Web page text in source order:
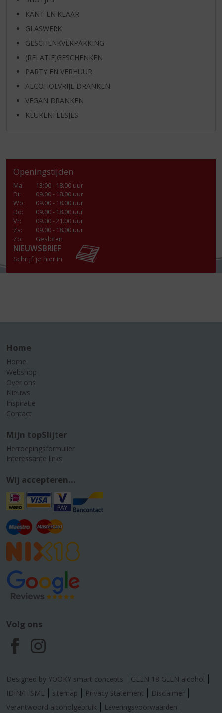
KANT EN KLAAR
GLASWERK
GESCHENKVERPAKKING
(RELATIE)GESCHENKEN
PARTY EN VERHUUR
ALCOHOLVRIJE DRANKEN
VEGAN DRANKEN
KEUKENFLESJES
Openingstijden
Ma:
13:00 - 18.00 uur
Di:
09.00 - 18.00 uur
Wo:
09.00 - 18.00 uur
Do:
09.00 - 18.00 uur
Vr:
09.00 - 21.00 uur
Za:
09.00 - 18.00 uur
Zo:
Gesloten
NIEUWSBRIEF
Schrijf je hier in
Home
Home
Webshop
Over ons
Nieuws
Inspiratie
Contact
Mijn topSlijter
Herroepingsformulier
Interessante links
Wij accepteren...
Volg ons
F
a
c
I
n
s
Designed by YOOKY smart concepts
GEEN 18 GEEN alcohol
IDIN/ITSME
sitemap Privacy Statement
Disclaimer
Verantwoord alcoholgebruik
Leveringsvoorwaarden